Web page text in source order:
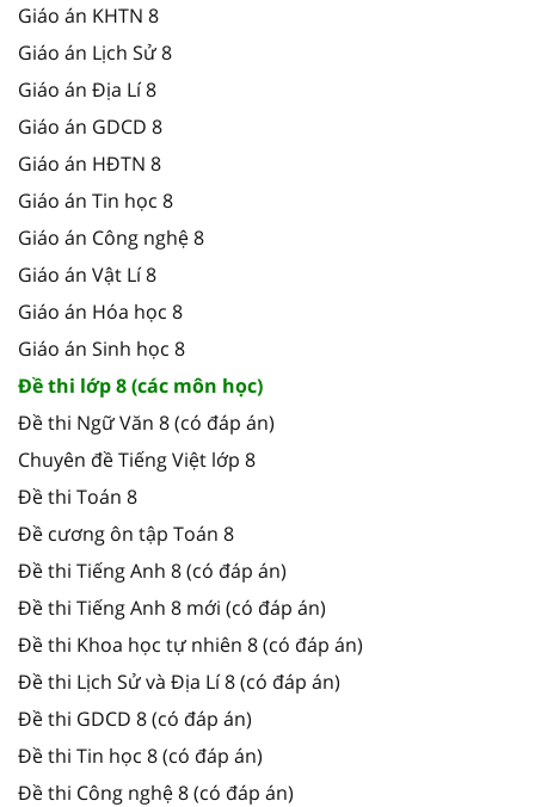
Giáo án KHTN 8
Giáo án Lịch Sử 8
Giáo án Địa Lí 8
Giáo án GDCD 8
Giáo án HĐTN 8
Giáo án Tin học 8
Giáo án Công nghệ 8
Giáo án Vật Lí 8
Giáo án Hóa học 8
Giáo án Sinh học 8
Đề thi lớp 8 (các môn học)
Đề thi Ngữ Văn 8 (có đáp án)
Chuyên đề Tiếng Việt lớp 8
Đề thi Toán 8
Đề cương ôn tập Toán 8
Đề thi Tiếng Anh 8 (có đáp án)
Đề thi Tiếng Anh 8 mới (có đáp án)
Đề thi Khoa học tự nhiên 8 (có đáp án)
Đề thi Lịch Sử và Địa Lí 8 (có đáp án)
Đề thi GDCD 8 (có đáp án)
Đề thi Tin học 8 (có đáp án)
Đề thi Công nghệ 8 (có đáp án)